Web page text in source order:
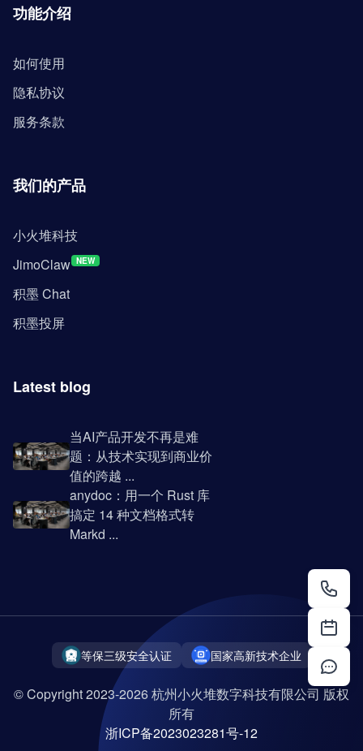
功能介绍
如何使用
隐私协议
服务条款
我们的产品
小火堆科技
JimoClaw NEW
积墨 Chat
积墨投屏
Latest blog
当AI产品开发不再是难
题：从技术实现到商业价
值的跨越 ...
anydoc：用一个 Rust 库
搞定 14 种文档格式转
Markd ...
等保三级安全认证 国家高新技术企业
© Copyright 2023-2026 杭州小火堆数字科技有限公司 版权
所有
浙ICP备2023023281号-12